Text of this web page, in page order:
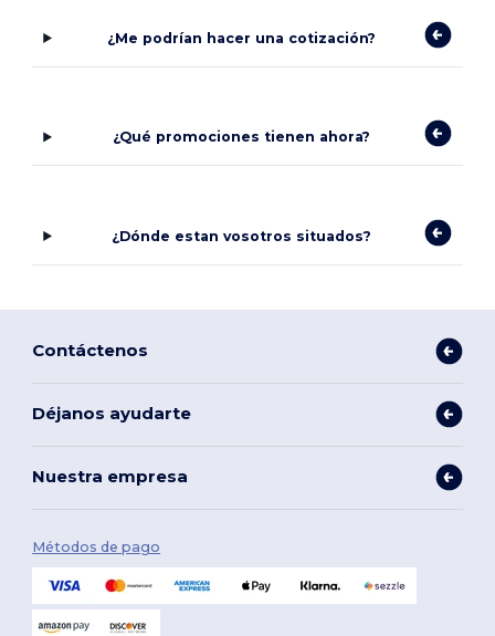
¿Me podrían hacer una cotización?
¿Qué promociones tienen ahora?
¿Dónde estan vosotros situados?
Contáctenos
Déjanos ayudarte
Nuestra empresa
Métodos de pago